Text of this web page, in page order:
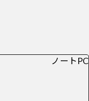
ノートPC